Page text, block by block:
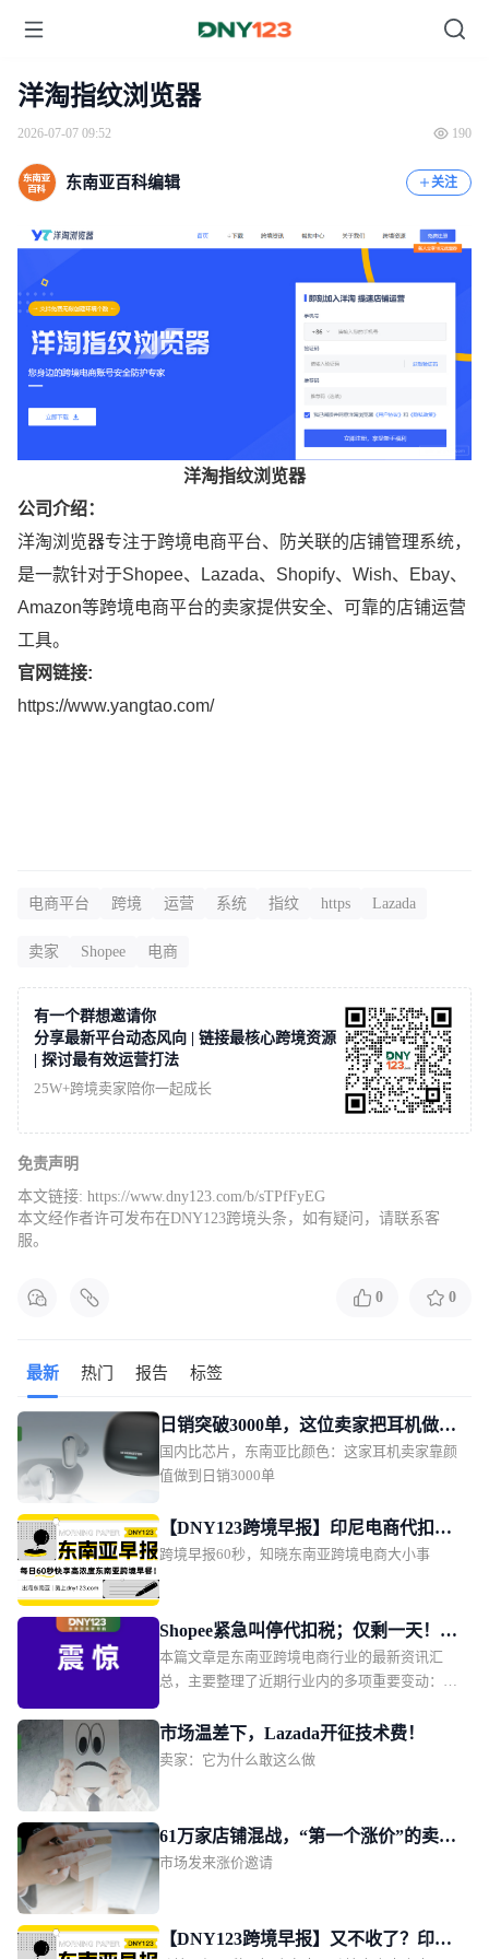
洋淘指纹浏览器
2026-07-07 09:52 190
东南亚百科编辑 关注
洋淘指纹浏览器
公司介绍：
洋淘浏览器专注于跨境电商平台、防关联的店铺管理系统，
是一款针对于Shopee、Lazada、Shopify、Wish、Ebay、
Amazon等跨境电商平台的卖家提供安全、可靠的店铺运营
工具。
官网链接:
https://www.yangtao.com/
电商平台 跨境 运营 系统 指纹 https Lazada
卖家 Shopee 电商
有一个群想邀请你
分享最新平台动态风向 | 链接最核心跨境资源
| 探讨最有效运营打法
25W+跨境卖家陪你一起成长
免责声明
本文链接: https://www.dny123.com/b/sTPfFyEG
本文经作者许可发布在DNY123跨境头条，如有疑问，请联系客
服。
0 0
最新 热门 报告 标签
日销突破3000单，这位卖家把耳机做成
了东南亚年轻人的时尚单品
国内比芯片，东南亚比颜色：这家耳机卖家靠颜
值做到日销3000单
【DNY123跨境早报】印尼电商代扣税
改期11月1日；TikTok Shop推动印尼订
跨境早报60秒，知晓东南亚跨境电商大小事
Shopee紧急叫停代扣税；仅剩一天！两
大平台被点名全面下架这款产品；
Shopee新增两大硬核权益
本篇文章是东南亚跨境电商行业的最新资讯汇
总，主要整理了近期行业内的多项重要变动：包
Shopee 印尼本土店紧急叫停代扣第 22 条所得
税；Shopee 越南站点升级商城、优选及优选 + 店
家集体向贸易竞争委员会投诉；菲律宾海关查获
两批申报不实的走私烟花爆竹等区域监管动态与
行业事件。国内机票燃油费再调低据央视新闻报
800公里（含）以下收取40元，较此前分别降低
市场温差下，Lazada开征技术费！
卖家：它为什么敢这么做
61万家店铺混战，“第一个涨价”的卖家
瓜分万亿蛋糕
市场发来涨价邀请
【DNY123跨境早报】又不收了？印尼